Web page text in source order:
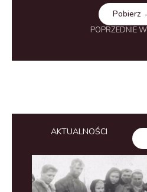
Pobierz
POPRZEDNIE
AKTUALNOŚCI